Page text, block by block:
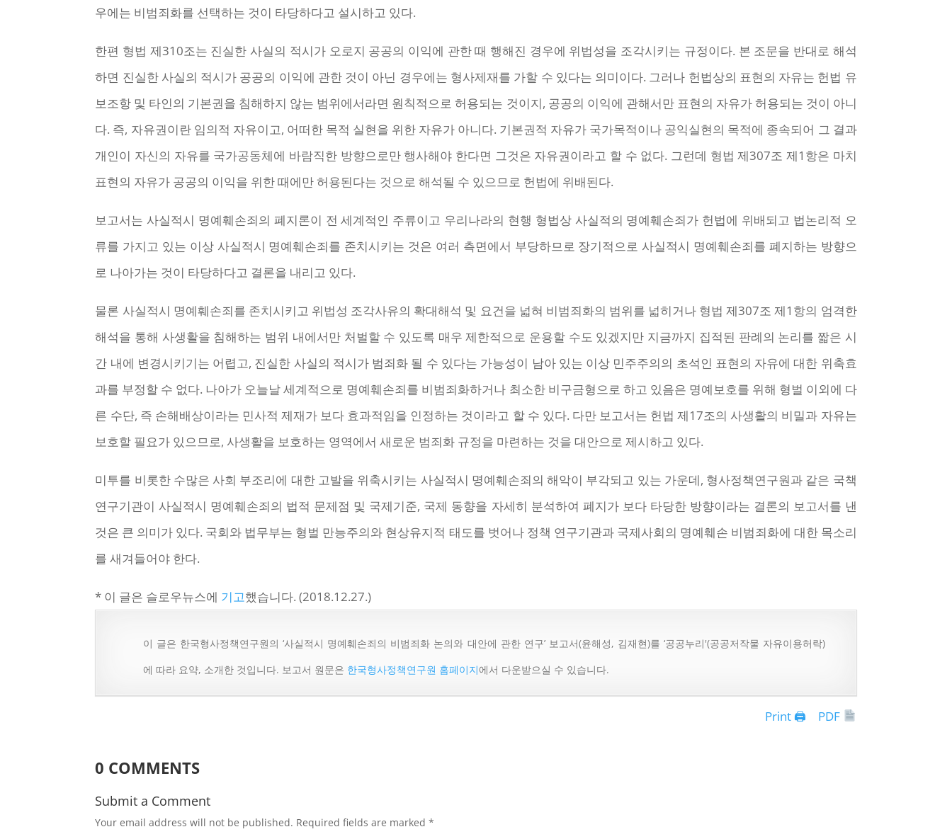
우에는 비범죄화를 선택하는 것이 타당하다고 설시하고 있다.
한편 형법 제310조는 진실한 사실의 적시가 오로지 공공의 이익에 관한 때 행해진 경우에 위법성을 조각시키는 규정이다. 본 조문을 반대로 해석
하면 진실한 사실의 적시가 공공의 이익에 관한 것이 아닌 경우에는 형사제재를 가할 수 있다는 의미이다. 그러나 헌법상의 표현의 자유는 헌법 유
보조항 및 타인의 기본권을 침해하지 않는 범위에서라면 원칙적으로 허용되는 것이지, 공공의 이익에 관해서만 표현의 자유가 허용되는 것이 아니
다. 즉, 자유권이란 임의적 자유이고, 어떠한 목적 실현을 위한 자유가 아니다. 기본권적 자유가 국가목적이나 공익실현의 목적에 종속되어 그 결과
개인이 자신의 자유를 국가공동체에 바람직한 방향으로만 행사해야 한다면 그것은 자유권이라고 할 수 없다. 그런데 형법 제307조 제1항은 마치
표현의 자유가 공공의 이익을 위한 때에만 허용된다는 것으로 해석될 수 있으므로 헌법에 위배된다.
보고서는 사실적시 명예훼손죄의 폐지론이 전 세계적인 주류이고 우리나라의 현행 형법상 사실적의 명예훼손죄가 헌법에 위배되고 법논리적 오
류를 가지고 있는 이상 사실적시 명예훼손죄를 존치시키는 것은 여러 측면에서 부당하므로 장기적으로 사실적시 명예훼손죄를 폐지하는 방향으
로 나아가는 것이 타당하다고 결론을 내리고 있다.
물론 사실적시 명예훼손죄를 존치시키고 위법성 조각사유의 확대해석 및 요건을 넓혀 비범죄화의 범위를 넓히거나 형법 제307조 제1항의 엄격한
해석을 통해 사생활을 침해하는 범위 내에서만 처벌할 수 있도록 매우 제한적으로 운용할 수도 있겠지만 지금까지 집적된 판례의 논리를 짧은 시
간 내에 변경시키기는 어렵고, 진실한 사실의 적시가 범죄화 될 수 있다는 가능성이 남아 있는 이상 민주주의의 초석인 표현의 자유에 대한 위축효
과를 부정할 수 없다. 나아가 오늘날 세계적으로 명예훼손죄를 비범죄화하거나 최소한 비구금형으로 하고 있음은 명예보호를 위해 형벌 이외에 다
른 수단, 즉 손해배상이라는 민사적 제재가 보다 효과적임을 인정하는 것이라고 할 수 있다. 다만 보고서는 헌법 제17조의 사생활의 비밀과 자유는
보호할 필요가 있으므로, 사생활을 보호하는 영역에서 새로운 범죄화 규정을 마련하는 것을 대안으로 제시하고 있다.
미투를 비롯한 수많은 사회 부조리에 대한 고발을 위축시키는 사실적시 명예훼손죄의 해악이 부각되고 있는 가운데, 형사정책연구원과 같은 국책
연구기관이 사실적시 명예훼손죄의 법적 문제점 및 국제기준, 국제 동향을 자세히 분석하여 폐지가 보다 타당한 방향이라는 결론의 보고서를 낸
것은 큰 의미가 있다. 국회와 법무부는 형벌 만능주의와 현상유지적 태도를 벗어나 정책 연구기관과 국제사회의 명예훼손 비범죄화에 대한 목소리
를 새겨들어야 한다.
* 이 글은 슬로우뉴스에 기고했습니다. (2018.12.27.)
이 글은 한국형사정책연구원의 ‘사실적시 명예훼손죄의 비범죄화 논의와 대안에 관한 연구’ 보고서(윤해성, 김재현)를 ‘공공누리'(공공저작물 자유이용허락)
에 따라 요약, 소개한 것입니다. 보고서 원문은 한국형사정책연구원 홈페이지에서 다운받으실 수 있습니다.
Print 🖨 PDF
0 COMMENTS
Submit a Comment
Your email address will not be published. Required fields are marked*